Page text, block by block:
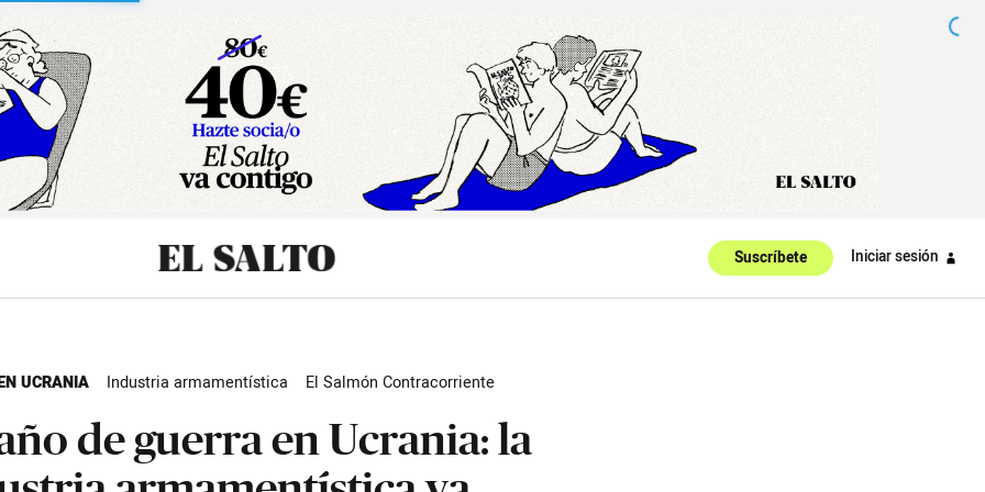
Suscríbete Iniciar sesión
UCRANIA Industria armamentística El Salmón Contracorriente
de guerra en Ucrania: la